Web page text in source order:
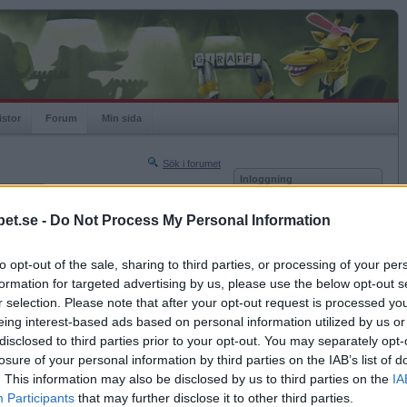
- Do Not Process My Personal Information
opt-out of the sale, sharing to third parties, or processing of your
for targeted advertising by us, please use the below opt-out
selection. Please note that after your opt-out request is processed
interest-based ads based on personal information utilized by us
to third parties prior to your opt-out. You may separately
of your personal information by third parties on the IAB’s list of
This information may also be disclosed by us to third parties on the
Participants that may further disclose it to other third parties.
Forum Min sida
Sök i forumet
Nästa sida »
2018-01-23 14:29
Inloggning
Kom ihåg mig
Glömt ditt lösenord?
Få ny aktiveringslänk
Betapet är gratis!